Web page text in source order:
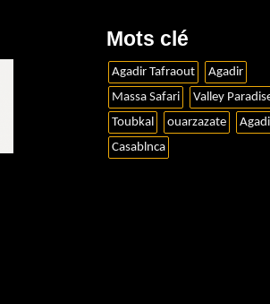
Mots clé
Agadir Tafraout
Agadir
Massa Safari
Valley
Toubkal
ouarzazate
Casablnca